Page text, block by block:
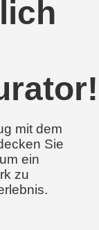
mit dem
Sie
ein
zu